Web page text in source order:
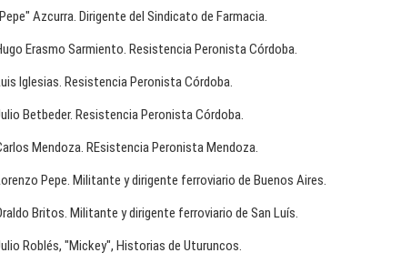
Azcurra. Dirigente del Sindicato de Farmacia.
Erasmo Sarmiento. Resistencia Peronista Córdoba.
Iglesias. Resistencia Peronista Córdoba.
Betbeder. Resistencia Peronista Córdoba.
Mendoza. REsistencia Peronista Mendoza.
Pepe. Militante y dirigente ferroviario de Buenos Aires.
Britos. Militante y dirigente ferroviario de San Luís.
Roblés, "Mickey", Historias de Uturuncos.